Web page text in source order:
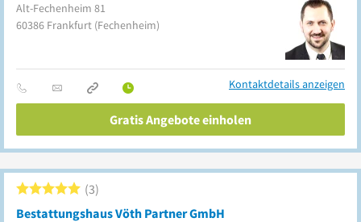
Alt-Fechenheim 81
60386 Frankfurt (Fechenheim)
Kontaktdetails anzeigen
Gratis Angebote einholen
Bestattungshaus Vöth Partner GmbH
3